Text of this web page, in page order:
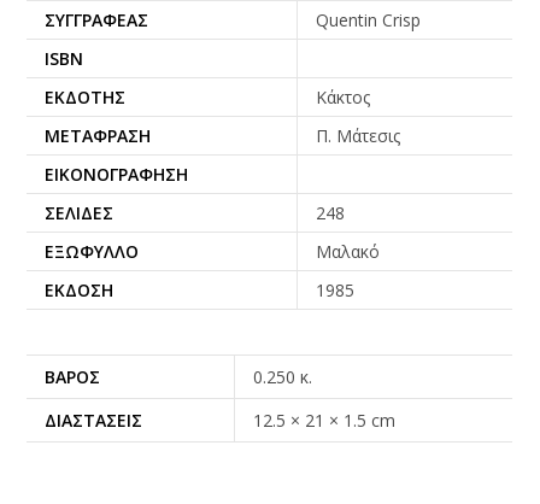
ΣΥΓΓΡΑΦΈΑΣ
Quentin Crisp
ISBN
ΕΚΔΌΤΗΣ
Κάκτος
ΜΕΤΆΦΡΑΣΗ
Π. Μάτεσις
ΕΙΚΟΝΟΓΡΆΦΗΣΗ
ΣΕΛΊΔΕΣ
248
ΕΞΏΦΥΛΛΟ
Μαλακό
ΈΚΔΟΣΗ
1985
ΒΆΡΟΣ
0.250 κ.
ΔΙΑΣΤΆΣΕΙΣ
12.5 × 21 × 1.5 cm